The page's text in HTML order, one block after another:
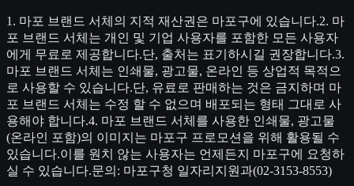
1. 마포 브랜드 서체의 지적 재산권은 마포구에 있습니다.2. 마
포 브랜드 서체는 개인 및 기업 사용자를 포함한 모든 사용자
에게 무료로 제공합니다.단, 출처는 표기하시길 권장합니다.3.
마포 브랜드 서체는 인쇄물, 광고물, 온라인 등 상업적 목적으
로 사용할 수 있습니다.단, 유료로 판매하는 것은 금지하며 마
포 브랜드 서체는 수정 할 수 없으며 배포되는 형태 그대로 사
용해야 합니다.4. 마포 브랜드 서체를 사용한 인쇄물, 광고물
(온라인 포함)의 이미지는 마포구 프로모션을 위해 활용될 수
있습니다.이를 원치 않는 사용자는 언제든지 마포구에 요청하
실 수 있습니다.문의: 마포구청 일자리지원과(02-3153-8553)